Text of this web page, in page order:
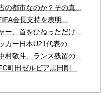
の都市なのか？その真...
会長支持を表明...
ー、首をひねっただけ...
カー日本U21代表の...
村敬斗、ランス残留の...
町田ゼルビア黒田剛...